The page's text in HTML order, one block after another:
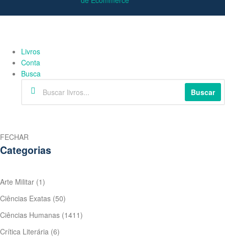
Livros
Conta
Busca
Buscar
FECHAR
Categorias
Arte Militar (1)
Ciências Exatas (50)
Ciências Humanas (1411)
Crítica Literária (6)